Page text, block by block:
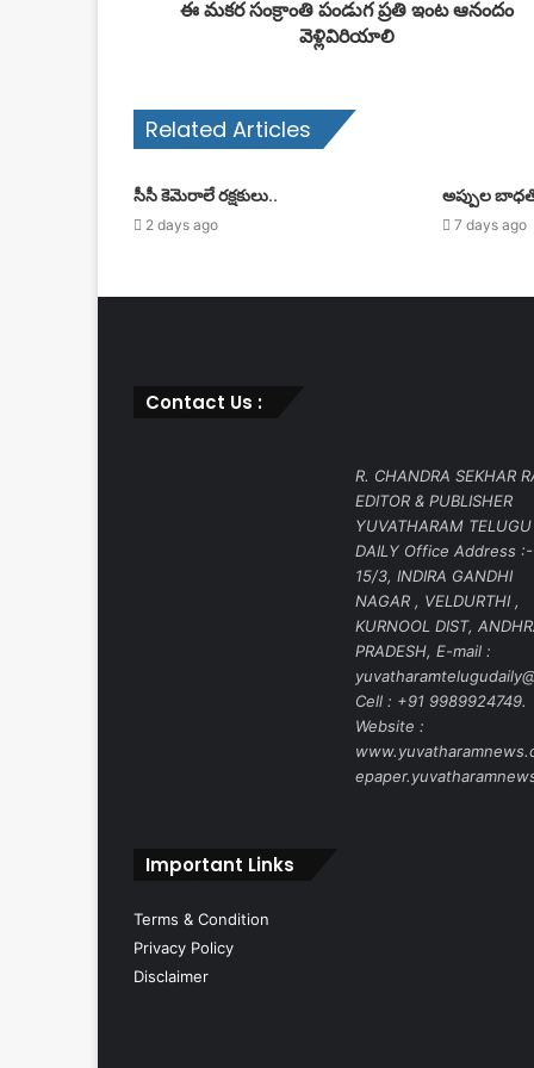
ఈ మకర సంక్రాంతి పండుగ ప్రతి ఇంట ఆనందం
వెళ్లివిరియాలి
Related Articles
సీసీ కెమెరాలే రక్షకులు..
2 days ago
అప్పుల
7 days ago
Contact Us :
R. CHANDRA SEKHAR
EDITOR & PUBLISHER
YUVATHARAM TELUGU
DAILY Office Address
15/3, INDIRA GANDHI
NAGAR , VELDURTHI ,
KURNOOL DIST,
PRADESH, E-mail :
Cell : +91 9989924749.
Website :
Important Links
Terms & Condition
Privacy Policy
Disclaimer